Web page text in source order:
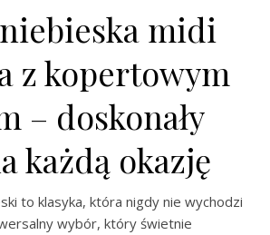
midi
z kopertowym
– doskonały
każdą okazję
to klasyka, która nigdy nie wychodzi
wybór, który świetnie